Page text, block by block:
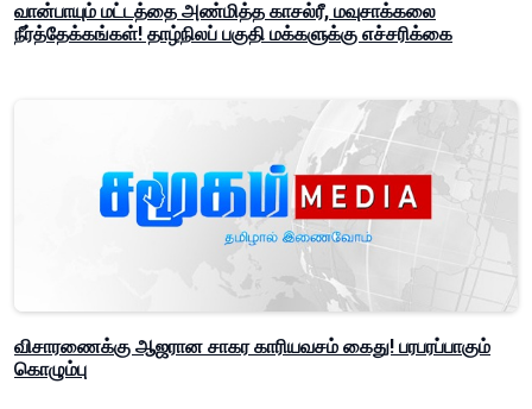
வான்பாயும் மட்டத்தை அண்மித்த காசல்ரீ, மவுசாக்கலை
நீர்த்தேக்கங்கள்! தாழ்நிலப் பகுதி மக்களுக்கு எச்சரிக்கை
விசாரணைக்கு ஆஜரான சாகர காரியவசம் கைது! பரபரப்பாகும்
கொழும்பு